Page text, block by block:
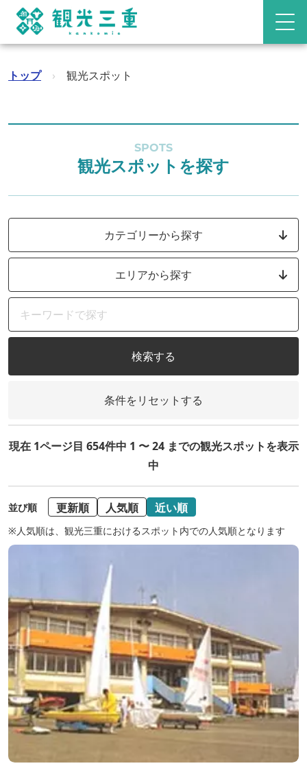
トップ › 観光スポット
SPOTS
観光スポットを探す
カテゴリーから探す
エリアから探す
検索する
条件をリセットする
現在 1ページ目 654件中 1 〜 24 までの観光スポットを表示
中
並び順 更新順 人気順 近い順
※人気順は、観光三重におけるスポット内での人気順となります